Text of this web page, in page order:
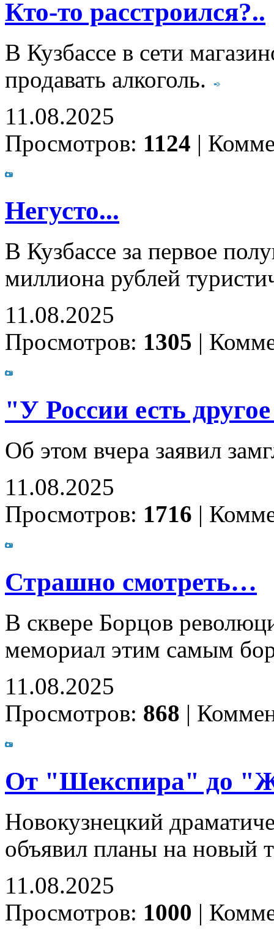
Кто-то расстроился?..
В Кузбассе в сети
продавать алкоголь.
11.08.2025
Просмотров: 1124 |
Негусто...
В Кузбассе за первое
миллиона рублей
11.08.2025
Просмотров: 1305 |
"У России есть
Об этом вчера заявил
11.08.2025
Просмотров: 1716 |
Страшно смотреть…
В сквере Борцов
мемориал этим самым
11.08.2025
Просмотров: 868 |
От "Шекспира" до
Новокузнецкий
объявил планы на новый
11.08.2025
Просмотров: 1000 |